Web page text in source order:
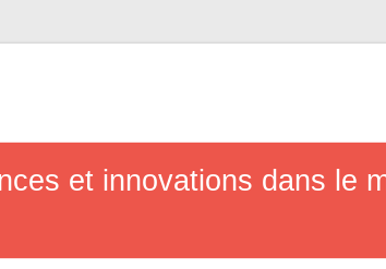
et innovations dans le